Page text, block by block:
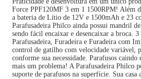
Force PPF120MF 3 em 1 1500RPM! Além
a bateria de Lítio de 12V e 1500mAh e 23
Parafusadeira Philco ainda possui mandril
sendo fácil encaixar e desencaixar a broca.
Parafusadeira, Furadeira e Furadeira com
control de gatilho com velocidade variável,
conforme sua necessidade. Parafusos
mais um problema! A Parafusadeira Philco
suporte de parafusos na superfície. Sua casa